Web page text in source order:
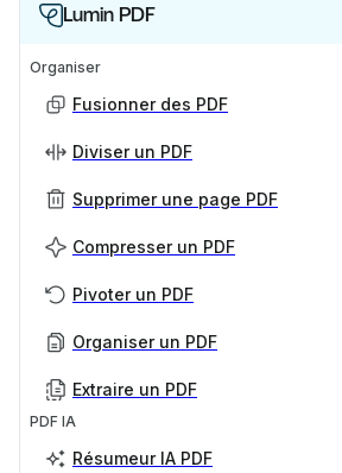
Lumin PDF
Organiser
Fusionner des PDF
Diviser un PDF
Supprimer une page PDF
Compresser un PDF
Pivoter un PDF
Organiser un PDF
Extraire un PDF
PDF IA
Résumeur IA PDF